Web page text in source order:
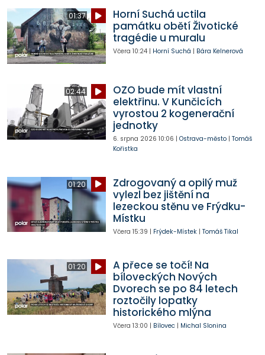
01:37
Horní Suchá uctila
památku obětí Životické
tragédie u muralu
Včera 10:24| Horní Suchá | Bára Kelnerová
02:44
OZO bude mít vlastní
elektřinu. V Kunčicích
vyrostou 2 kogenerační
jednotky
6. srpna 2026 10:06 | Ostrava-město| Tomáš
Kořistka
01:20
Zdrogovaný a opilý muž
vylezl bez jištění na
lezeckou stěnu ve Frýdku-
Místku
Včera 15:39 | Frýdek-Místek| Tomáš Tikal
01:20
A přece se točí! Na
bíloveckých Nových
Dvorech se po 84 letech
roztočily lopatky
historického mlýna
Včera 13:00 | Bílovec| Michal Slonina